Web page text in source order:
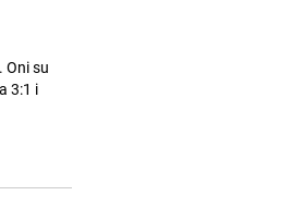
Oni su
3:1 i